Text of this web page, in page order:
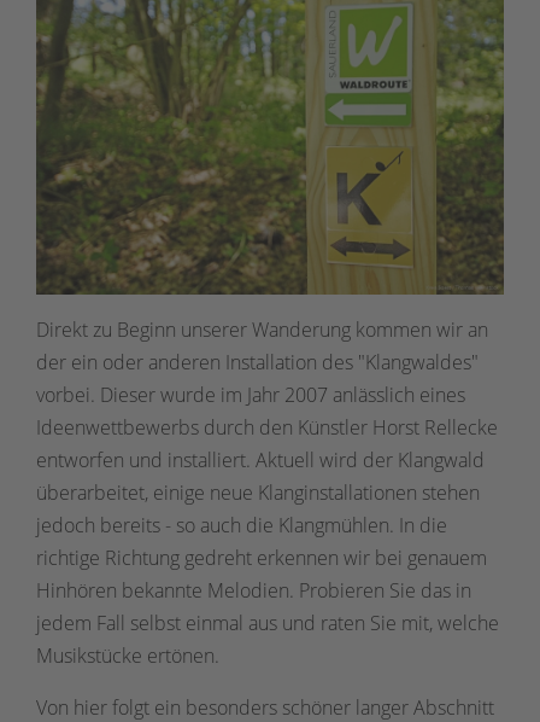
Direkt zu Beginn unserer Wanderung kommen wir an
der ein oder anderen Installation des "Klangwaldes"
vorbei. Dieser wurde im Jahr 2007 anlässlich eines
Ideenwettbewerbs durch den Künstler Horst Rellecke
entworfen und installiert. Aktuell wird der Klangwald
überarbeitet, einige neue Klanginstallationen stehen
jedoch bereits - so auch die Klangmühlen. In die
richtige Richtung gedreht erkennen wir bei genauem
Hinhören bekannte Melodien. Probieren Sie das in
jedem Fall selbst einmal aus und raten Sie mit, welche
Musikstücke ertönen.
Von hier folgt ein besonders schöner langer Abschnitt